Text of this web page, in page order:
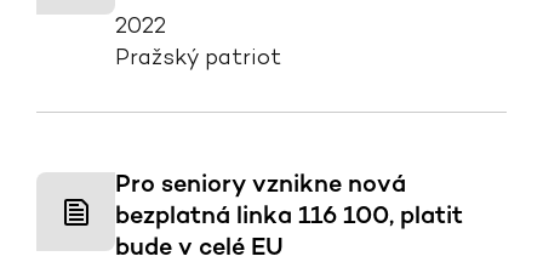
2022
Pražský patriot
Pro seniory vznikne nová
bezplatná linka 116 100, platit
bude v celé EU